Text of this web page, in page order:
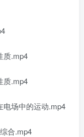
.mp4
.mp4
场中的运动.mp4
合.mp4